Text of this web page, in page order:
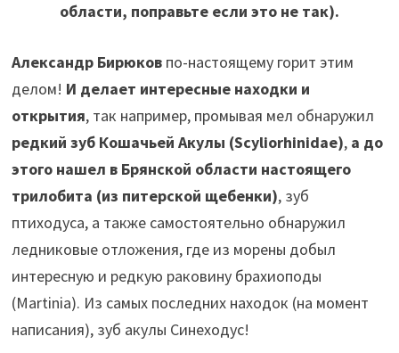
области, поправьте если это не так).
Александр Бирюковпо-настоящему горит этим
делом! И делает интересные находки и
открытия, так например, промывая мел обнаружил
редкий зуб Кошачьей Акулы (Scyliorhinidae), а до
этого нашел в Брянской области настоящего
трилобита (из питерской щебенки), зуб
птиходуса, а также самостоятельно обнаружил
ледниковые отложения, где из морены добыл
интересную и редкую раковину брахиоподы
(Martinia). Из самых последних находок (на момент
написания), зуб акулы Синеходус!